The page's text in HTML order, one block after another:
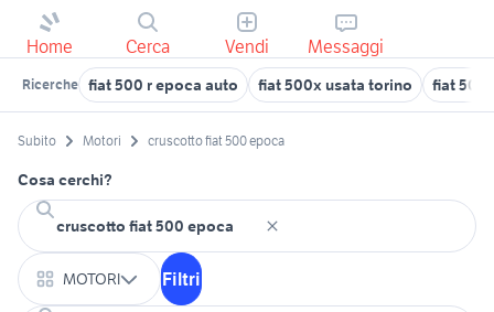
Home Cerca Vendi Messaggi
Ricerche fiat 500 r epoca auto fiat 500x usata torino fiat 500
Subito Motori cruscotto fiat 500 epoca
Cosa cerchi?
MOTORI Filtri